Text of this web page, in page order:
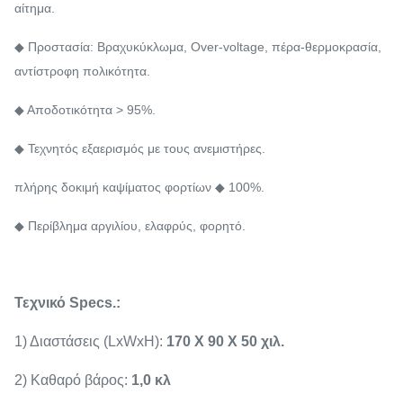
αίτημα.
◆ Προστασία: Βραχυκύκλωμα, Over-voltage, πέρα-θερμοκρασία,
αντίστροφη πολικότητα.
◆ Αποδοτικότητα > 95%.
◆ Τεχνητός εξαερισμός με τους ανεμιστήρες.
πλήρης δοκιμή καψίματος φορτίων ◆ 100%.
◆ Περίβλημα αργιλίου, ελαφρύς, φορητό.
Τεχνικό Specs.:
1) Διαστάσεις (LxWxH): 170 X 90 X 50 χιλ.
2) Καθαρό βάρος: 1,0 κλ